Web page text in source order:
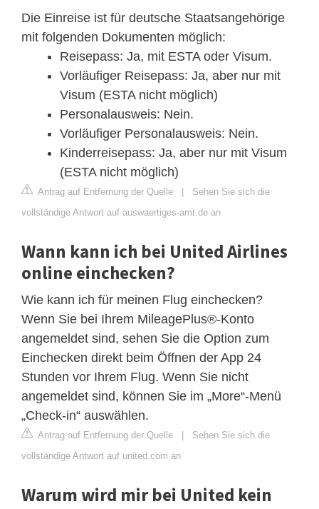
Die Einreise ist für deutsche Staatsangehörige
mit folgenden Dokumenten möglich:
Reisepass: Ja, mit ESTA oder Visum.
Vorläufiger Reisepass: Ja, aber nur mit
Visum (ESTA nicht möglich)
Personalausweis: Nein.
Vorläufiger Personalausweis: Nein.
Kinderreisepass: Ja, aber nur mit Visum
(ESTA nicht möglich)
Antrag auf Entfernung der Quelle | Sehen Sie sich die
vollständige Antwort auf auswaertiges-amt.de an
Wann kann ich bei United Airlines
online einchecken?
Wie kann ich für meinen Flug einchecken?
Wenn Sie bei Ihrem MileagePlus®-Konto
angemeldet sind, sehen Sie die Option zum
Einchecken direkt beim Öffnen der App 24
Stunden vor Ihrem Flug. Wenn Sie nicht
angemeldet sind, können Sie im „More“-Menü
„Check-in“ auswählen.
Antrag auf Entfernung der Quelle | Sehen Sie sich die
vollständige Antwort auf united.com an
Warum wird mir bei United kein